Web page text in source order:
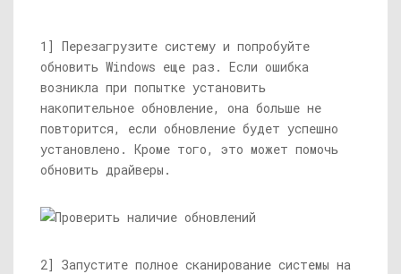
1] Перезагрузите систему и попробуйте
обновить Windows еще раз. Если ошибка
возникла при попытке установить
накопительное обновление, она больше не
повторится, если обновление будет успешно
установлено. Кроме того, это может помочь
обновить драйверы.
2] Запустите полное сканирование системы на